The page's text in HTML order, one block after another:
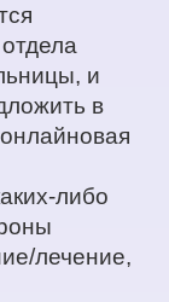
и
в
либо
лечение,